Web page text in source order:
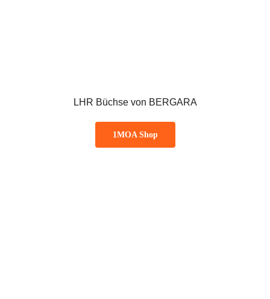
LHR Büchse von BERGARA
1MOA Shop